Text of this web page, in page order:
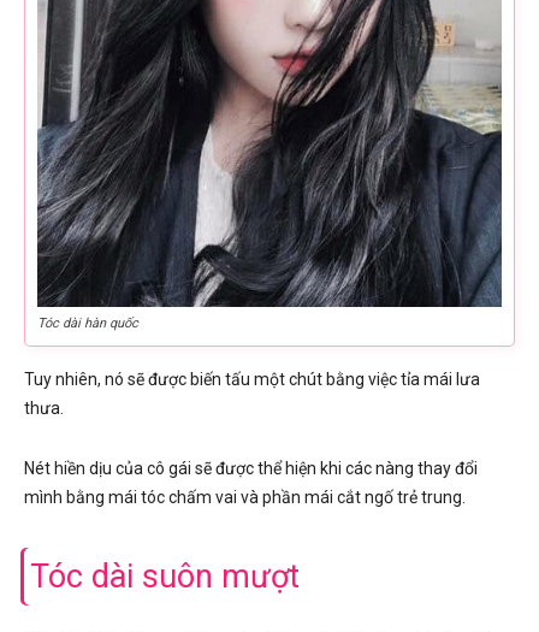
Tóc dài hàn quốc
Tuy nhiên, nó sẽ được biến tấu một chút bằng việc tỉa mái lưa
thưa.
Nét hiền dịu của cô gái sẽ được thể hiện khi các nàng thay đổi
mình bằng mái tóc chấm vai và phần mái cắt ngố trẻ trung.
Tóc dài suôn mượt